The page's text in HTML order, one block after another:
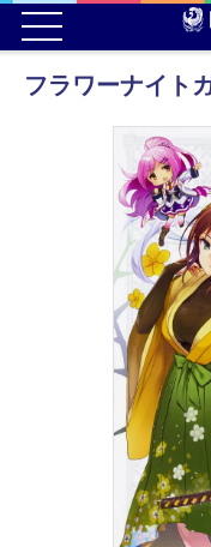
フラワーナイト